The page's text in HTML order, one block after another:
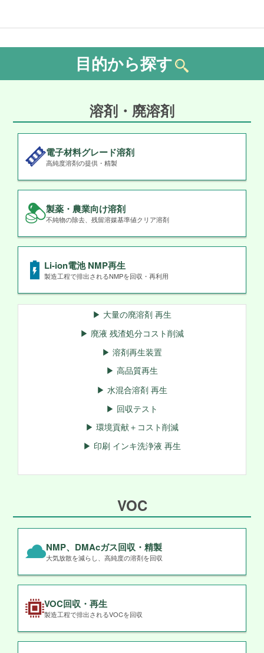
目的から探す
溶剤・廃溶剤
電子材料グレード溶剤
高純度溶剤の提供・精製
製薬・農業向け溶剤
不純物の除去、残留溶媒基準値クリア溶剤
Li-ion電池 NMP再生
製造工程で排出されるNMPを回収・再利用
▶ 大量の廃溶剤 再生
▶ 廃液 残渣処分コスト削減
▶ 溶剤再生装置
▶ 高品質再生
▶ 水混合溶剤 再生
▶ 回収テスト
▶ 環境貢献＋コスト削減
▶ 印刷 インキ洗浄液 再生
VOC
NMP、DMAcガス回収・精製
大気放散を減らし、高純度の溶剤を回収
VOC回収・再生
製造工程で排出されるVOCを回収